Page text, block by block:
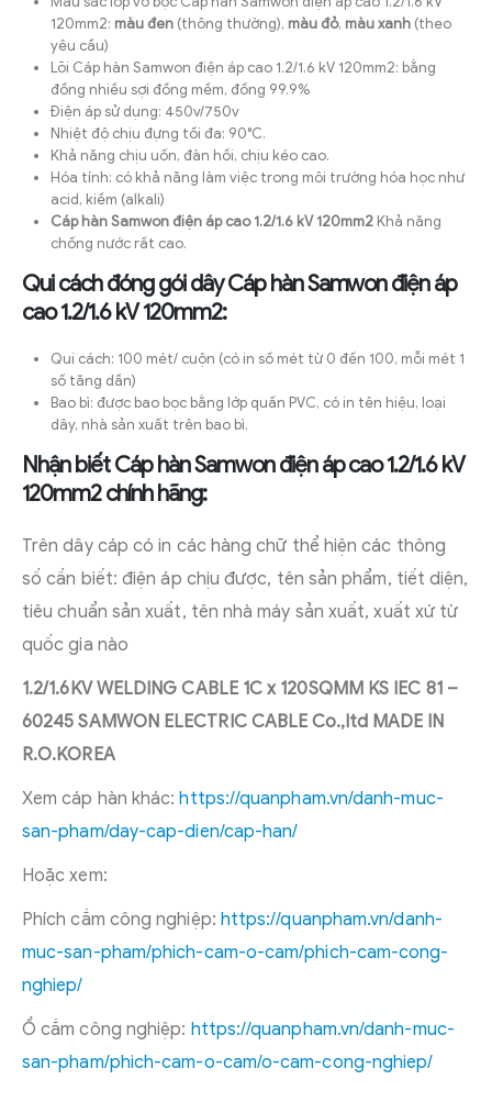
120mm2: màu đen (thông thường), màu đỏ, màu xanh (theo
yêu cầu)
Lõi Cáp hàn Samwon điện áp cao 1.2/1.6 kV 120mm2: bằng
đồng nhiều sợi đồng mềm, đồng 99.9%
Điện áp sử dụng: 450v/750v
Nhiệt độ chịu đựng tối đa: 90°C.
Khả năng chịu uốn, đàn hồi, chịu kéo cao.
Hóa tính: có khả năng làm việc trong môi trường hóa học như
acid, kiềm (alkali)
Cáp hàn Samwon điện áp cao 1.2/1.6 kV 120mm2 Khả năng
chống nước rất cao.
Qui cách đóng gói dây Cáp hàn Samwon điện áp
cao 1.2/1.6 kV 120mm2:
Qui cách: 100 mét/ cuộn (có in số mét từ 0 đến 100, mỗi mét 1
số tăng dần)
Bao bì: được bao bọc bằng lớp quấn PVC, có in tên hiệu, loại
dây, nhà sản xuất trên bao bì.
Nhận biết Cáp hàn Samwon điện áp cao 1.2/1.6 kV
120mm2 chính hãng:
Trên dây cáp có in các hàng chữ thể hiện các thông
số cần biết: điện áp chịu được, tên sản phẩm, tiết diện,
tiêu chuẩn sản xuất, tên nhà máy sản xuất, xuất xứ từ
quốc gia nào
1.2/1.6KV WELDING CABLE 1C x 120SQMM KS IEC 81 –
60245 SAMWON ELECTRIC CABLE Co.,ltd MADE IN
R.O.KOREA
Xem cáp hàn khác:https://quanpham.vn/danh-muc-
san-pham/day-cap-dien/cap-han/
Hoặc xem:
Phích cắm công nghiệp: https://quanpham.vn/danh-
muc-san-pham/phich-cam-o-cam/phich-cam-cong-
nghiep/
Ổ cắm công nghiệp: https://quanpham.vn/danh-muc-
san-pham/phich-cam-o-cam/o-cam-cong-nghiep/